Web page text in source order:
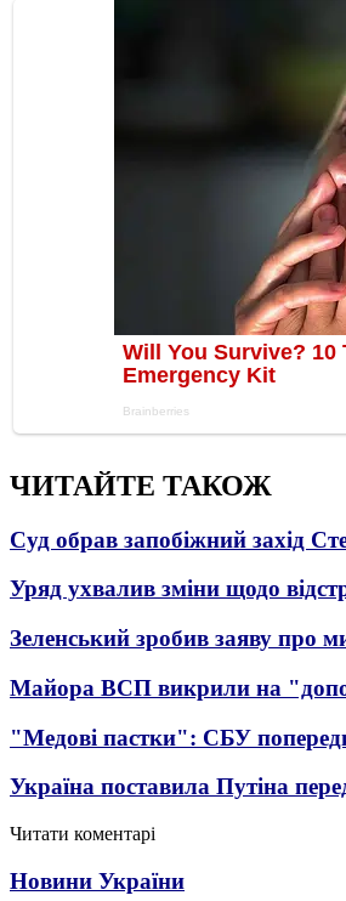
ЧИТАЙТЕ ТАКОЖ
Суд обрав запобіжний захід
Уряд ухвалив зміни щодо
Зеленський зробив заяву про
Майора ВСП викрили на
"Медові пастки": СБУ
Україна поставила Путіна
Читати коментарі
Новини України